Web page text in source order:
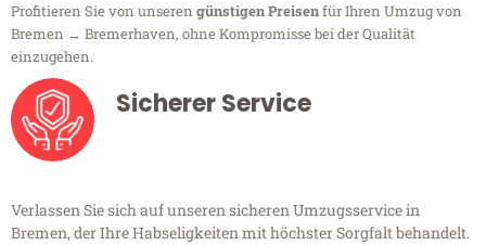
Profitieren Sie von unseren günstigen Preisenfür Ihren Umzug von
Bremen → Bremerhaven, ohne Kompromisse bei der Qualität
einzugehen.
Sicherer Service
Verlassen Sie sich auf unseren sicheren Umzugsservice in
Bremen, der Ihre Habseligkeiten mit höchster Sorgfalt behandelt.